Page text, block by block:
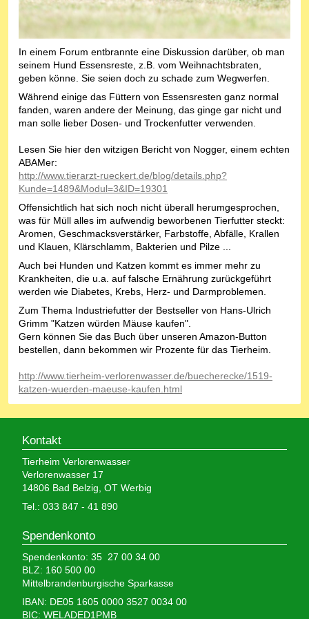
In einem Forum entbrannte eine Diskussion darüber, ob man
seinem Hund Essensreste, z.B. vom Weihnachtsbraten,
geben könne. Sie seien doch zu schade zum Wegwerfen.
Während einige das Füttern von Essensresten ganz normal
fanden, waren andere der Meinung, das ginge gar nicht und
man solle lieber Dosen- und Trockenfutter verwenden.
Lesen Sie hier den witzigen Bericht von Nogger, einem echten
ABAMer:
http://www.tierarzt-rueckert.de/blog/details.php?
Kunde=1489&Modul=3&ID=19301
Offensichtlich hat sich noch nicht überall herumgesprochen,
was für Müll alles im aufwendig beworbenen Tierfutter steckt:
Aromen, Geschmacksverstärker, Farbstoffe, Abfälle, Krallen
und Klauen, Klärschlamm, Bakterien und Pilze ...
Auch bei Hunden und Katzen kommt es immer mehr zu
Krankheiten, die u.a. auf falsche Ernährung zurückgeführt
werden wie Diabetes, Krebs, Herz- und Darmproblemen.
Zum Thema Industriefutter der Bestseller von Hans-Ulrich
Grimm "Katzen würden Mäuse kaufen".
Gern können Sie das Buch über unseren Amazon-Button
bestellen, dann bekommen wir Prozente für das Tierheim.
http://www.tierheim-verlorenwasser.de/buecherecke/1519-
katzen-wuerden-maeuse-kaufen.html
Kontakt
Tierheim Verlorenwasser
Verlorenwasser 17
14806 Bad Belzig, OT Werbig
Tel.: 033 847 - 41 890
Spendenkonto
Spendenkonto: 35 27 00 34 00
BLZ: 160 500 00
Mittelbrandenburgische Sparkasse
IBAN: DE05 1605 0000 3527 0034 00
BIC: WELADED1PMB